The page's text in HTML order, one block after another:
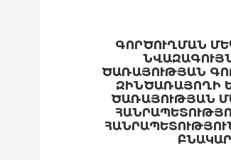
ԳՈՐԾՈՒՂՄԱՆ
ԾԱՌԱՅՈՒԹՅԱՆ
ԶԻՆԾԱՌԱՅՈՂԻ
ԾԱՌԱՅՈՒԹՅԱՆ